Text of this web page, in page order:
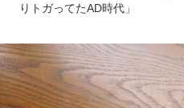
りトガってたAD時代」